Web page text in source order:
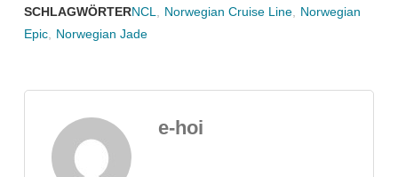
SCHLAGWÖRTERNCL Norwegian Cruise Line,
Norwegian
Epic, Norwegian Jade
e-hoi